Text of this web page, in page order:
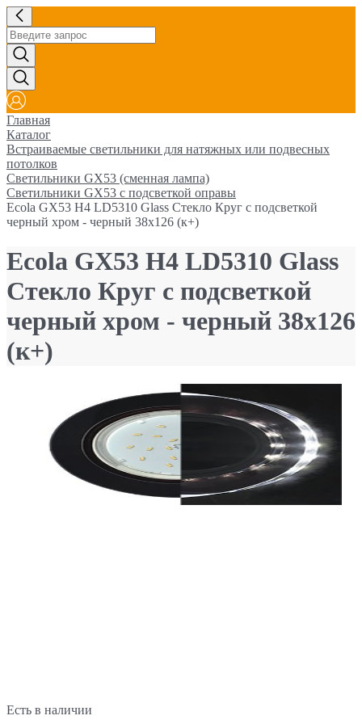
Главная
Каталог
Встраиваемые светильники для натяжных или подвесных
потолков
Светильники GX53 (сменная лампа)
Светильники GX53 с подсветкой оправы
Ecola GX53 H4 LD5310 Glass Стекло Круг с подсветкой
черный хром - черный 38x126 (к+)
Ecola GX53 H4 LD5310 Glass
Стекло Круг с подсветкой
черный хром - черный 38x126
(к+)
Есть в наличии